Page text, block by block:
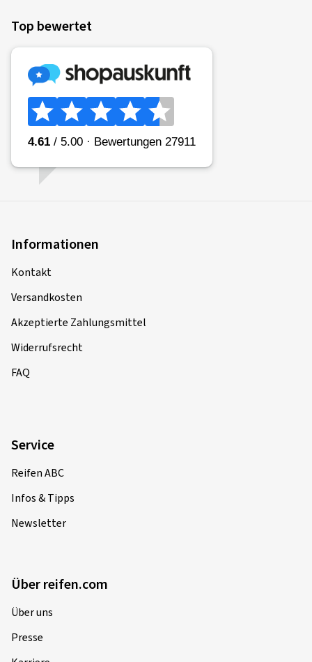
Top bewertet
Informationen
Kontakt
Versandkosten
Akzeptierte Zahlungsmittel
Widerrufsrecht
FAQ
Service
Reifen ABC
Infos & Tipps
Newsletter
Über reifen.com
Über uns
Presse